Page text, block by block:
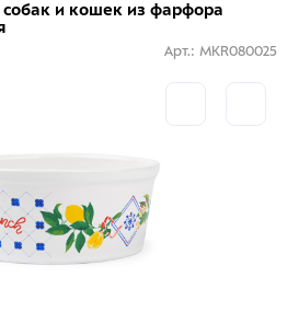
и кошек из фарфора
Арт.: MKR080025